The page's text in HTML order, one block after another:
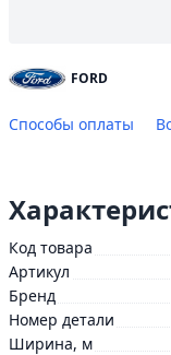
FORD
Способы оплаты
Код товара
Артикул
Бренд
Номер детали
Ширина, м